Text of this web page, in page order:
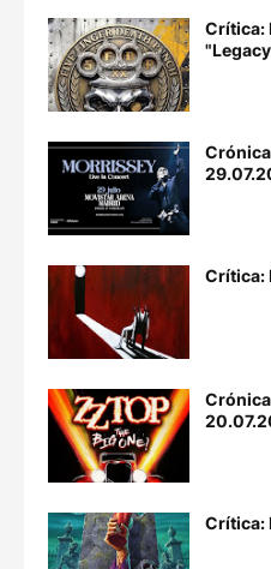
Crítica:
Crítica:
Crítica: